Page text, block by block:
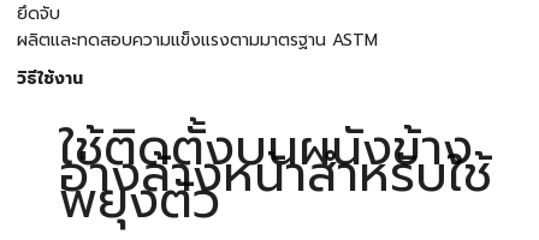
ยึดจับ
ผลิตและทดสอบความแข็งแรงตามมาตรฐาน ASTM
วิธีใช้งาน
ใช้ติดตั้งบนผนังข้าง
อ่างล้างหน้าสำหรับใช้
พยุงตัว